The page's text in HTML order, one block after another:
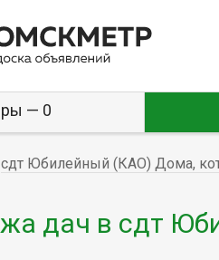
— 0
сдт Юбилейный (КАО) Дома,
дач в сдт